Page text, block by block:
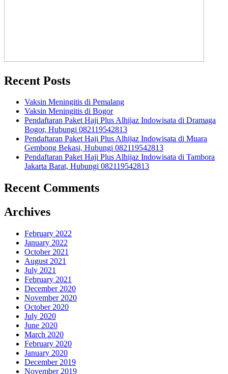
Recent Posts
Vaksin Meningitis di Pemalang
Vaksin Meningitis di Bogor
Pendaftaran Paket Haji Plus Alhijaz Indowisata di Dramaga
Bogor, Hubungi 082119542813
Pendaftaran Paket Haji Plus Alhijaz Indowisata di Muara
Gembong Bekasi, Hubungi 082119542813
Pendaftaran Paket Haji Plus Alhijaz Indowisata di Tambora
Jakarta Barat, Hubungi 082119542813
Recent Comments
Archives
February 2022
January 2022
October 2021
August 2021
July 2021
February 2021
December 2020
November 2020
October 2020
July 2020
June 2020
March 2020
February 2020
January 2020
December 2019
November 2019